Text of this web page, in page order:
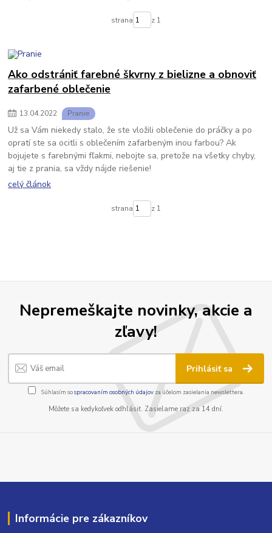
strana z 1
Ako odstrániť farebné škvrny z bielizne a obnoviť
zafarbené oblečenie
13.04.2022 Pranie
Už sa Vám niekedy stalo, že ste vložili oblečenie do práčky a po
opratí ste sa ocitli s oblečením zafarbeným inou farbou? Ak
bojujete s farebnými fľakmi, nebojte sa, pretože na všetky chyby,
aj tie z prania, sa vždy nájde riešenie!
celý článok
strana z 1
Nepremeškajte novinky, akcie a
zľavy!
Prihlásiť sa
Súhlasím sospracovaním osobných údajov za účelom zasielania newslettera.
Môžete sa kedykoľvek odhlásiť. Zasielame raz za 14 dní.
Informácie pre zákazníkov